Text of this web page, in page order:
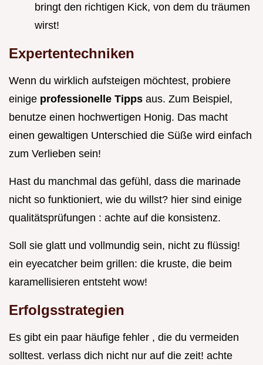
bringt den richtigen Kick, von dem du träumen
wirst!
Expertentechniken
Wenn du wirklich aufsteigen möchtest, probiere
einige professionelle Tipps aus. Zum Beispiel,
benutze einen hochwertigen Honig. Das macht
einen gewaltigen Unterschied die Süße wird einfach
zum Verlieben sein!
Hast du manchmal das gefühl, dass die marinade
nicht so funktioniert, wie du willst? hier sind einige
qualitätsprüfungen : achte auf die konsistenz.
Soll sie glatt und vollmundig sein, nicht zu flüssig!
ein eyecatcher beim grillen: die kruste, die beim
karamellisieren entsteht wow!
Erfolgsstrategien
Es gibt ein paar häufige fehler , die du vermeiden
solltest. verlass dich nicht nur auf die zeit! achte